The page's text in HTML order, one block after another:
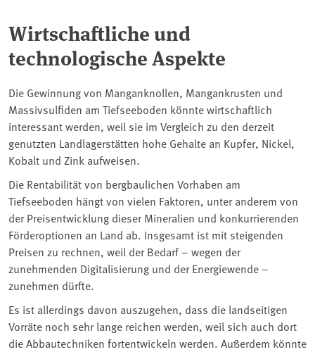
Wirtschaftliche und
technologische Aspekte
Die Gewinnung von Manganknollen, Mangankrusten und
Massivsulfiden am Tiefseeboden könnte wirtschaftlich
interessant werden, weil sie im Vergleich zu den derzeit
genutzten Landlagerstätten hohe Gehalte an Kupfer, Nickel,
Kobalt und Zink aufweisen.
Die Rentabilität von bergbaulichen Vorhaben am
Tiefseeboden hängt von vielen Faktoren, unter anderem von
der Preisentwicklung dieser Mineralien und konkurrierenden
Förderoptionen an Land ab. Insgesamt ist mit steigenden
Preisen zu rechnen, weil der Bedarf – wegen der
zunehmenden Digitalisierung und der Energiewende –
zunehmen dürfte.
Es ist allerdings davon auszugehen, dass die landseitigen
Vorräte noch sehr lange reichen werden, weil sich auch dort
die Abbautechniken fortentwickeln werden. Außerdem könnte